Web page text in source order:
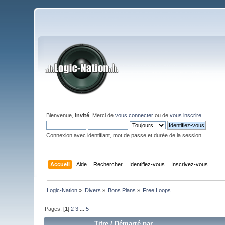
Bienvenue,Invité . Merci devous connecter ou devous inscrire
Connexion avec identifiant, mot de passe et durée de la session
Accueil Aide Rechercher Identifiez-vous Inscrivez-vous
Logic-Nation » Divers » Bons Plans » Free Loops
Pages: [1]2 3 ...5